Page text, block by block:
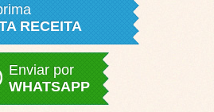
RECEITA
Enviar por
WHATSAPP